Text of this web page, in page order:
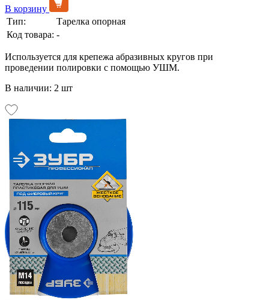
В корзину
Тип:
Тарелка опорная
Код товара: -
Используется для крепежа абразивных кругов при
проведении полировки с помощью УШМ.
В наличии: 2 шт